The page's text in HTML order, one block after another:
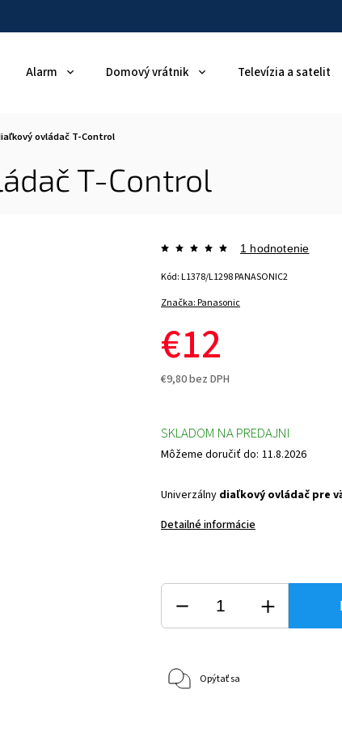
Alarm Domový vrátnik Televízia a satelit
ovládač T-Control
T-Control
Značka:Panasonic
1 hodnotenie
€12
€9,80 bez DPH
Kód:L1378/L1298 PANASONIC2
Univerzálny diaľkový ovládač pre
Detailné informácie
SKLADOM NA PREDAJNI
Môžeme doručiť do: 11.8.2026
Opýtať sa